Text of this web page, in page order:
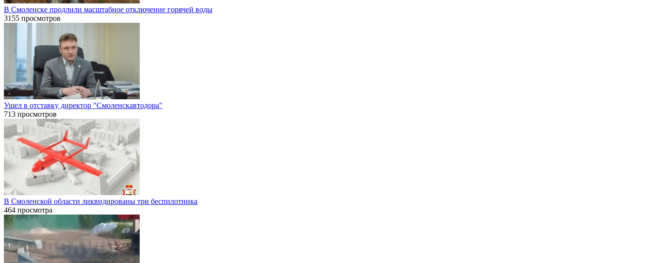
В Смоленске продлили масштабное отключение горячей воды
3155 просмотров
Ушел в отставку директор "Смоленскавтодора"
713 просмотров
В Смоленской области ликвидированы три беспилотника
464 просмотра